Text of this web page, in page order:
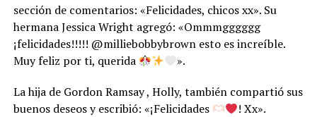
sección de comentarios: «Felicidades, chicos xx». Su
hermana Jessica Wright agregó: «Ommmgggggg
¡felicidades!!!!! @milliebobbybrown esto es increíble.
Muy feliz por ti, querida
».
La hija de Gordon Ramsay , Holly, también compartió sus
buenos deseos y escribió: «¡Felicidades
! Xx».